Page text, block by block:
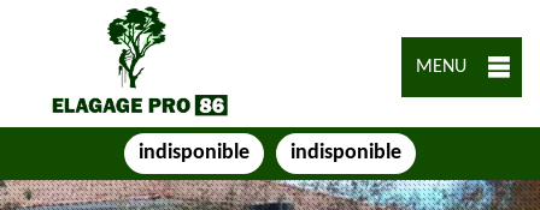
MENU
indisponible indisponible